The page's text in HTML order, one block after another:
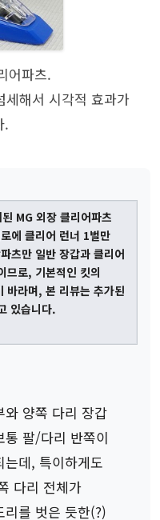
어파츠.
해서 시각적 효과가
.
MG 외장 클리어파츠
에 클리어 런너 1벌만
츠만 일반 장갑과 클리어
므로, 기본적인 킷의
바라며, 본 리뷰는 추가된
있습니다.
와 양쪽 다리 장갑
통 팔/다리 반쪽이
데, 특이하게도
다리 전체가
를 벗은 듯한(?)